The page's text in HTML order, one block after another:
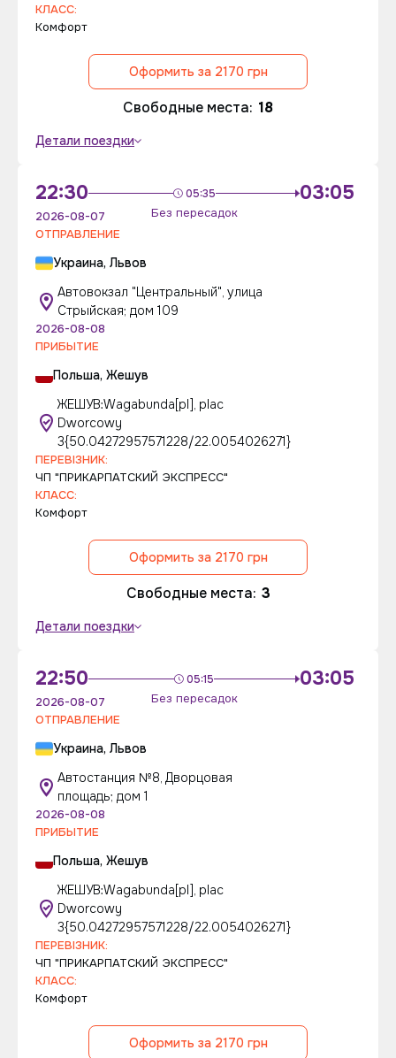
КЛАСС:
Комфорт
Оформить за 2170 грн
Свободные места: 18
Детали поездки
22:30 05:35
Без пересадок
03:05
2026-08-07
ОТПРАВЛЕНИЕ
Украина, Львов
Автовокзал "Центральный", улица
Стрыйская; дом 109
2026-08-08
ПРИБЫТИЕ
Польша, Жешув
ЖЕШУВ:Wagabunda[pl], plac
Dworcowy
3{50.04272957571228/22.0054026271}
ПЕРЕВІЗНИК:
ЧП "ПРИКАРПАТСКИЙ ЭКСПРЕСС"
КЛАСС:
Комфорт
Оформить за 2170 грн
Свободные места: 3
Детали поездки
22:50 05:15
Без пересадок
03:05
2026-08-07
ОТПРАВЛЕНИЕ
Украина, Львов
Автостанция №8, Дворцовая
площадь; дом 1
2026-08-08
ПРИБЫТИЕ
Польша, Жешув
ЖЕШУВ:Wagabunda[pl], plac
Dworcowy
3{50.04272957571228/22.0054026271}
ПЕРЕВІЗНИК:
ЧП "ПРИКАРПАТСКИЙ ЭКСПРЕСС"
КЛАСС:
Комфорт
Оформить за 2170 грн